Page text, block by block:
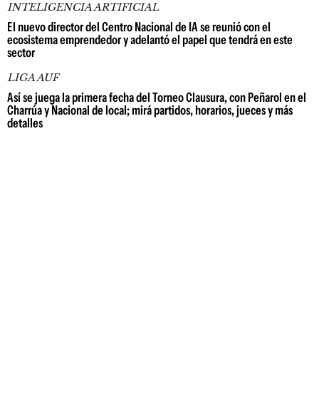
INTELIGENCIA ARTIFICIAL
El nuevo director del Centro Nacional de IA se reunió con el
ecosistema emprendedor y adelantó el papel que tendrá en este
sector
LIGA AUF
Así se juega la primera fecha del Torneo Clausura, con Peñarol en el
Charrúa y Nacional de local; mirá partidos, horarios, jueces y más
detalles